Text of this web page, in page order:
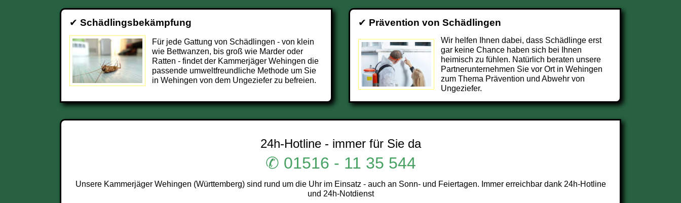
✔ Schädlingsbekämpfung
Für jede Gattung von Schädlingen - von klein
wie Bettwanzen, bis groß wie Marder oder
Ratten - findet der Kammerjäger Wehingen die
passende umweltfreundliche Methode um Sie
in Wehingen von dem Ungeziefer zu befreien.
✔ Prävention von Schädlingen
Wir helfen Ihnen dabei, dass Schädlinge erst
gar keine Chance haben sich bei Ihnen
heimisch zu fühlen. Natürlich beraten unsere
Partnerunternehmen Sie vor Ort in Wehingen
zum Thema Prävention und Abwehr von
Ungeziefer.
24h-Hotline - immer für Sie da
✆ 01516 - 11 35 544
Unsere Kammerjäger Wehingen (Württemberg) sind rund um die Uhr im Einsatz - auch an Sonn- und Feiertagen. Immer erreichbar dank 24h-Hotline
und 24h-Notdienst